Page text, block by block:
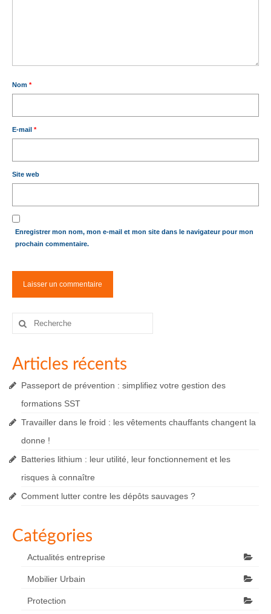
Nom *
E-mail *
Site web
Enregistrer mon nom, mon e-mail et mon site dans le navigateur pour mon
prochain commentaire.
Rechercher
Articles récents
Passeport de prévention : simplifiez votre gestion des
formations SST
Travailler dans le froid : les vêtements chauffants changent la
donne !
Batteries lithium : leur utilité, leur fonctionnement et les
risques à connaître
Comment lutter contre les dépôts sauvages ?
Catégories
Actualités entreprise
Mobilier Urbain
Protection